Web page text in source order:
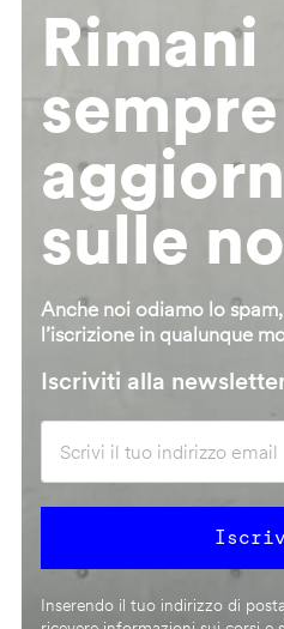
Rimani
sempre
sulle
Anche noi odiamo lo
l’iscrizione in qualunque
Iscriviti alla
Inserendo il tuo indirizzo di